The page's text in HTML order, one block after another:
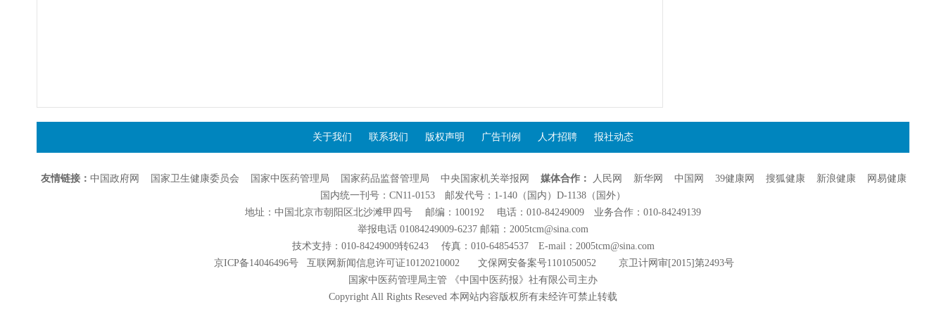
关于我们 联系我们 版权声明 广告刊例 人才招聘 报社动态
友情链接： 中国政府网 国家卫生健康委员会 国家中医药管理局 国家药品监督管理局 中央国家机关举报网 媒体合作： 人民网 新华网 中国网 39健康网 搜狐健康 新浪健康
网易健康
国内统一刊号：CN11-0153 邮发代号：1-140（国内）D-1138（国外）
地址：中国北京市朝阳区北沙滩甲四号 邮编：100192 电话：010-84249009 业务合作：010-84249139
举报电话 01084249009-6237 邮箱：2005tcm@sina.com
技术支持：010-84249009转6243 传真：010-64854537 E-mail：2005tcm@sina.com
京ICP备14046496号
互联网新闻信息许可证10120210002文保网安备案号1101050052 京卫计网审[2015]第2493号
国家中医药管理局主管 《中国中医药报》社有限公司主办
Copyright All Rights Reseved 本网站内容版权所有未经许可禁止转载